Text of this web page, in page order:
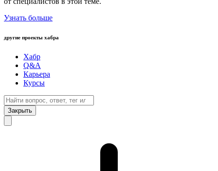
Узнать больше
другие проекты хабра
Хабр
Q&A
Карьера
Курсы
Закрыть